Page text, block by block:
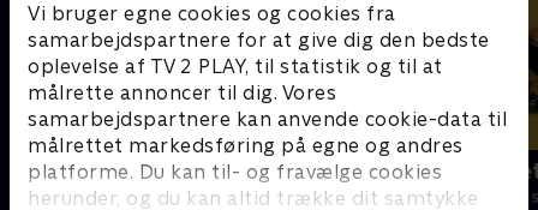
Vi bruger egne cookies og cookies fra
samarbejdspartnere for at give dig den bedste
oplevelse af TV 2 PLAY, til statistik og til at
målrette annoncer til dig. Vores
samarbejdspartnere kan anvende cookie-data til
målrettet markedsføring på egne og andres
platforme. Du kan til- og fravælge cookies
herunder, og du kan altid trække dit samtykke
F for får
Børneserier • 5 sæsoner
Spørg
Børneserier • 1